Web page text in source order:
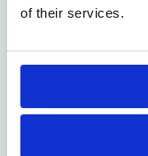
of their services.
Talentus
Wij kennen de
de job die past
Bekijk hier alle